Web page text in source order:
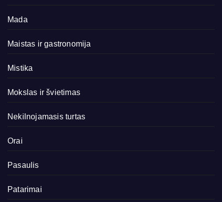
Mada
Maistas ir gastronomija
Mistika
Mokslas ir švietimas
Nekilnojamasis turtas
Orai
Pasaulis
Patarimai